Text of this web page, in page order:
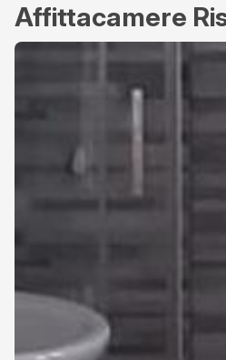
Galleria
per
Affittacamere
Risorgimento